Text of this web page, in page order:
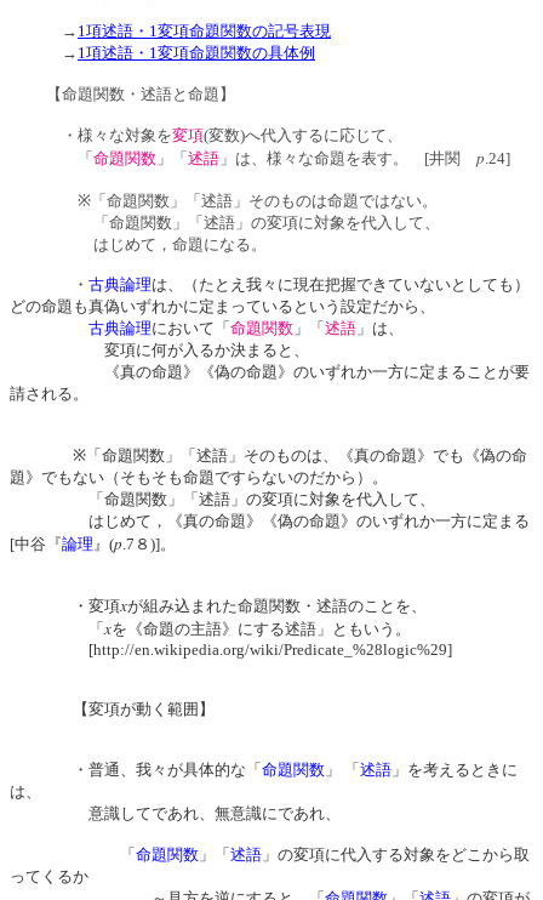
→ 1項述語・1変項命題関数の記号表現
→ 1項述語・1変項命題関数の具体例
【命題関数・述語と命題】
・様々な対象を変項(変数)へ代入するに応じて、
「命題関数 」「述語 」 は、様々な命題を表す。 [井関 p .24]
※「命題関数」「述語」そのものは命題ではない。
「命題関数」「述語」の変項に対象を代入して、
はじめて，命題になる。
・ 古典論理は、（たとえ我々に現在把握できていないとしても）
どの命題も真偽いずれかに定まっているという設定だから、
古典論理において「 命題関数 」「 述語 」 は、
変項に何が入るか決まると、
《真の命題》《偽の命題》のいずれか一方に定まることが要
請される。
※「命題関数」「述語」そのものは、《真の命題》でも《偽の命
題》でもない（そもそも命題ですらないのだから）。
「命題関数」「述語」の変項に対象を代入して、
はじめて，《真の命題》《偽の命題》のいずれか一方に定まる
[中谷『論理』(p.7８)]。
・変項xが組み込まれた命題関数・述語のことを、
「xを《命題の主語》にする述語」ともいう。
[http://en.wikipedia.org/wiki/Predicate_%28logic%29]
【変項が動く範囲】
・普通、我々が具体的な「 命題関数 」 「 述語 」を考えるときに
は、
意識してであれ、無意識にであれ、
「 命題関数 」「 述語 」の変項に代入する対象をどこから取
ってくるか